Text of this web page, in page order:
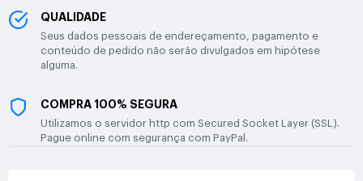
QUALIDADE
Seus dados pessoais de endereçamento, pagamento e
conteúdo de pedido não serão divulgados em hipótese
alguma.
COMPRA 100% SEGURA
Utilizamos o servidor http com Secured Socket Layer (SSL).
Pague online com segurança com PayPal.